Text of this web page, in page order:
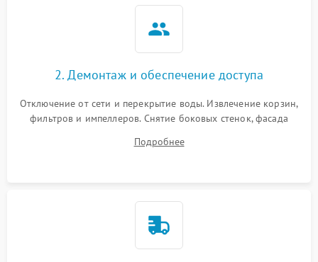
2. Демонтаж и обеспечение доступа
Отключение от сети и перекрытие воды. Извлечение корзин,
фильтров и импеллеров. Снятие боковых стенок, фасада
циркуляционному насосу, ТЭНу и сливной помпе.
Подробнее